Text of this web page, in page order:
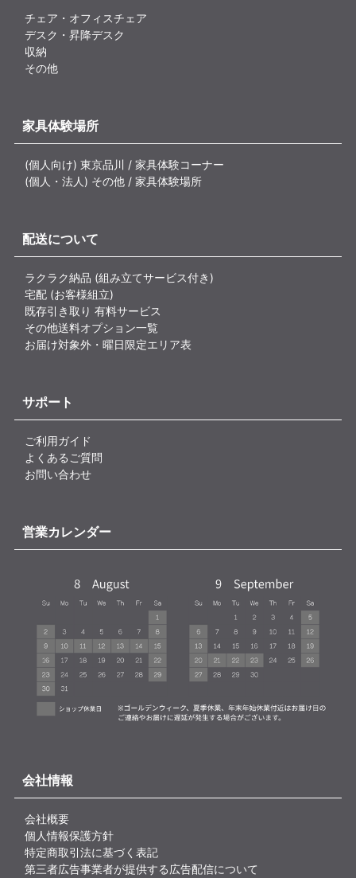
チェア・オフィスチェア
デスク・昇降デスク
収納
その他
家具体験場所
(個人向け) 東京品川 / 家具体験コーナー
(個人・法人) その他 / 家具体験場所
配送について
ラクラク納品 (組み立てサービス付き)
宅配 (お客様組立)
既存引き取り 有料サービス
その他送料オプション一覧
お届け対象外・曜日限定エリア表
サポート
ご利用ガイド
よくあるご質問
お問い合わせ
営業カレンダー
会社情報
会社概要
個人情報保護方針
特定商取引法に基づく表記
第三者広告事業者が提供する広告配信について